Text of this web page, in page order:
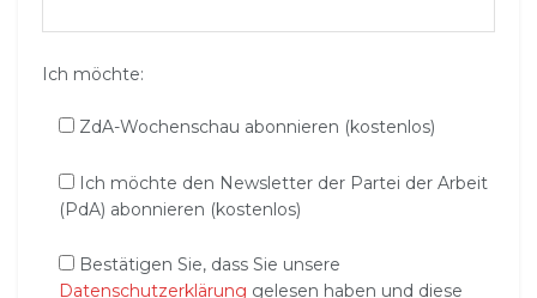
Ich möchte:
ZdA-Wochenschau abonnieren (kostenlos)
Ich möchte den Newsletter der Partei der Arbeit
(PdA) abonnieren (kostenlos)
Bestätigen Sie, dass Sie unsere
Datenschutzerklärung gelesen haben und diese